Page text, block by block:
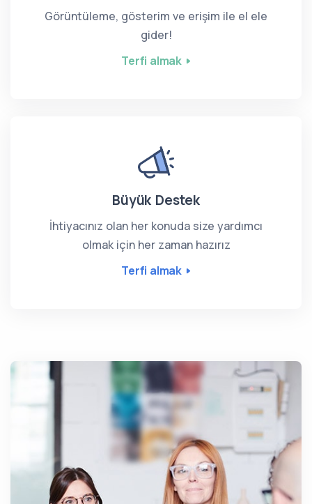
Görüntüleme, gösterim ve erişim ile el ele
gider!
Terfi almak
Büyük Destek
İhtiyacınız olan her konuda size yardımcı
olmak için her zaman hazırız
Terfi almak